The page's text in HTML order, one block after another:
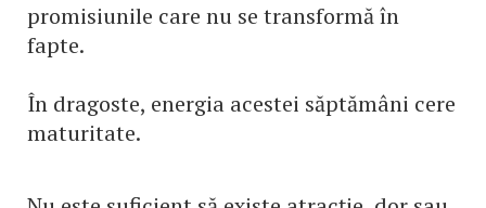
promisiunile care nu se transformă în
fapte.
În dragoste, energia acestei săptămâni cere
maturitate.